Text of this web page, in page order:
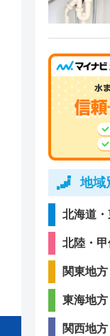
地域
北海道
北陸・
関東地方
東海地方
関西地方